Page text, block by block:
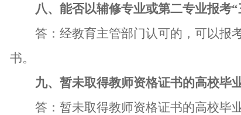
八、能否以辅修专业或第二专业报考“
答：经教育主管部门认可的，可以报
书。
九、暂未取得教师资格证书的高校毕
答：暂未取得教师资格证书的高校毕